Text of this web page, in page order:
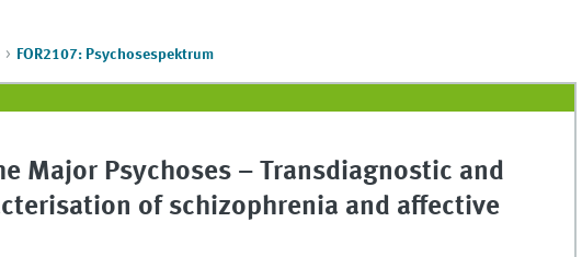
FOR2107: Psychosespektrum
Major Psychoses – Transdiagnostic and
of schizophrenia and affective